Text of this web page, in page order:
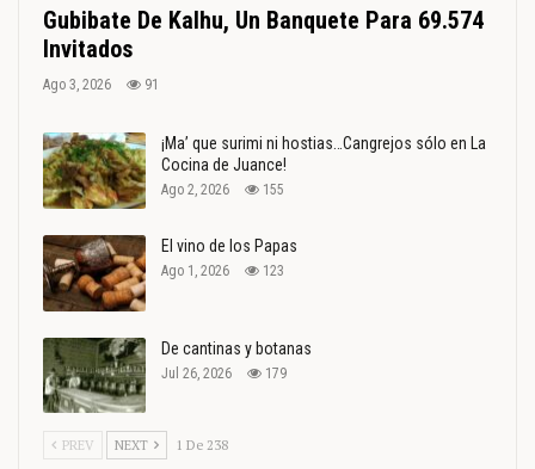
Gubibate De Kalhu, Un Banquete Para 69.574
Invitados
Ago 3, 2026 91
¡Ma’ que surimi ni hostias…Cangrejos sólo en La
Cocina de Juance!
Ago 2, 2026 155
El vino de los Papas
Ago 1, 2026 123
De cantinas y botanas
Jul 26, 2026 179
PREV NEXT 1 De 238